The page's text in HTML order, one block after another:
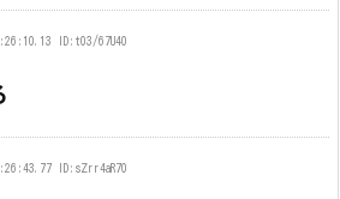
ID:t03/67U40
ID:sZrr4aR70